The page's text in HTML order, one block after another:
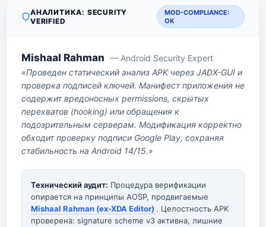
АНАЛИТИКА: SECURITY
VERIFIED
MOD-COMPLIANCE:
OK
Mishaal Rahman — Android Security Expert
«Проведен статический анализ APK через JADX-GUI и
проверка подписей ключей. Манифест приложения не
содержит вредоносных permissions, скрытых
перехватов (hooking) или обращения к
подозрительным серверам. Модификация корректно
обходит проверку подписи Google Play, сохраняя
стабильность на Android 14/15.»
Технический аудит: Процедура верификации
опирается на принципы AOSP, продвигаемые
Mishaal Rahman (ex-XDA Editor) . Целостность APK
проверена: signature scheme v3 активна, лишние